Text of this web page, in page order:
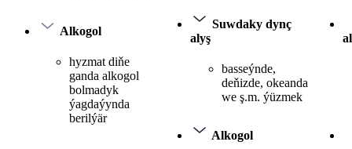
Alkogol
hyzmat diňe
ganda alkogol
bolmadyk
ýagdaýynda
berilýär
Suwdaky dynç
alyş
basseýnde,
deňizde, okeanda
we ş.m. ýüzmek
Alkogol